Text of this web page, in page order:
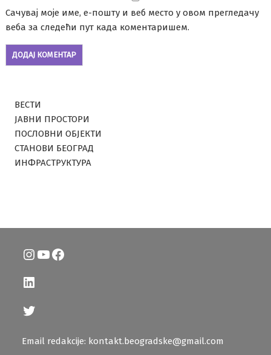
Сачувај моје име, е-пошту и веб место у овом прегледачу
веба за следећи пут када коментаришем.
ВЕСТИ
ЈАВНИ ПРОСТОРИ
ПОСЛОВНИ ОБЈЕКТИ
СТАНОВИ БЕОГРАД
ИНФРАСТРУКТУРА
Instagram
YouTube
Facebook
LinkedIn
Twitter
Email redakcije: kontakt.beogradske@gmail.com